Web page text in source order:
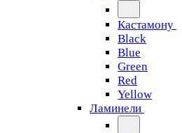
Кастамону
Black
Blue
Green
Red
Yellow
Ламинели